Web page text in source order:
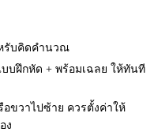
รับคิดคำนวณ
บฝึกหัด + พร้อมเฉลย ให้ทันที
อขวาไปซ้าย ควรตั้งค่าให้
ง